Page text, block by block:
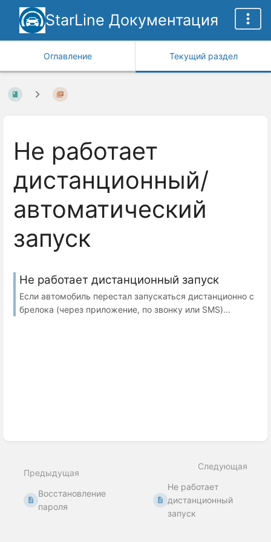
StarLine Документация
Оглавление Текущий раздел
Не работает
дистанционный/
автоматический
запуск
Не работает дистанционный запуск
Если автомобиль перестал запускаться дистанционно с
брелока (через приложение, по звонку или SMS)...
Предыдущая
Восстановление
пароля
Следующая
Не работает
дистанционный
запуск